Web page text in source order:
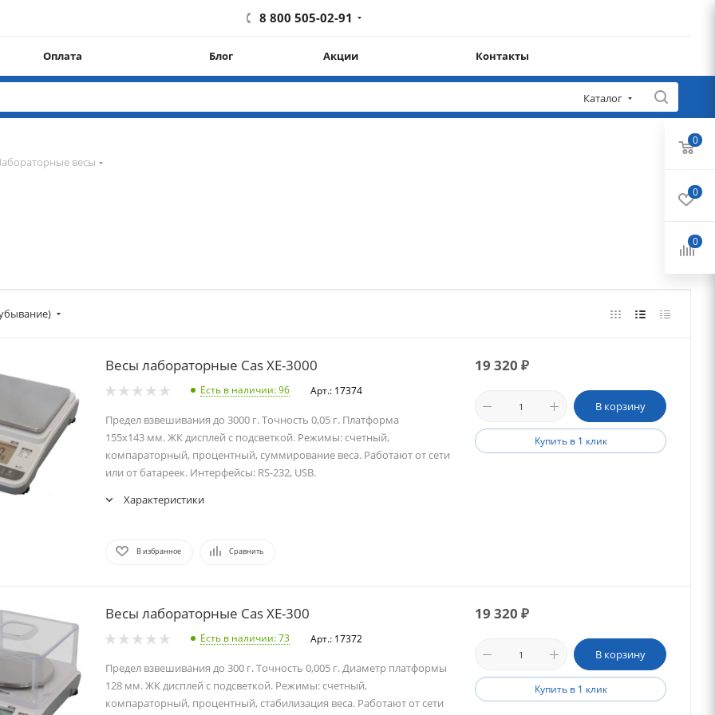
8 800 505-02-91
Оплата Блог Акции Контакты
Каталог
весы
Весы лабораторные Cas XE-3000
Есть в наличии: 96 Арт.: 17374
Предел взвешивания до 3000 г. Точность 0,05 г. Платформа
155х143 мм. ЖК дисплей с подсветкой. Режимы: счетный,
компараторный, процентный, суммирование веса. Работают от сети
или от батареек. Интерфейсы: RS-232, USB.
Характеристики
В избранное Сравнить
19 320 ₽
В корзину
Купить в 1 клик
Весы лабораторные Cas XE-300
Есть в наличии: 73 Арт.: 17372
Предел взвешивания до 300 г. Точность 0,005 г. Диаметр платформы
128 мм. ЖК дисплей с подсветкой. Режимы: счетный,
компараторный, процентный, стабилизация веса. Работают от сети
19 320 ₽
В корзину
Купить в 1 клик
0
0
0